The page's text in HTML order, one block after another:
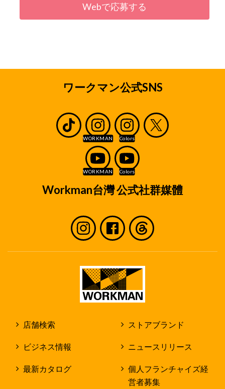
Webで応募する
ワークマン公式SNS
Workman台灣 公式社群媒體
店舗検索 ストアブランド
ビジネス情報 ニュースリリース
最新カタログ
個人フランチャイズ経
営者募集